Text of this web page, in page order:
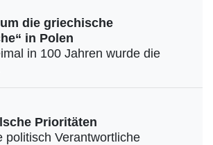
die griechische
in Polen
in 100 Jahren wurde die
Prioritäten
politisch Verantwortliche